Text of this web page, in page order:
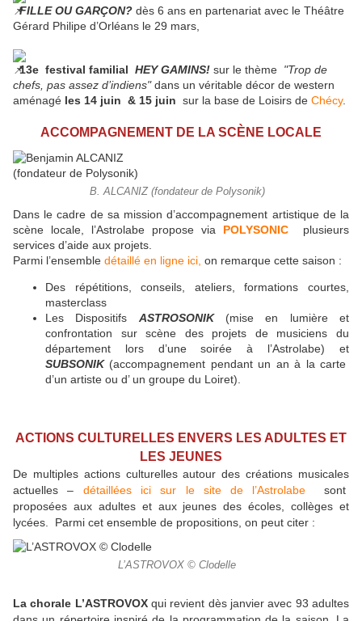
FILLE OU GARÇON? dès 6 ans en partenariat avec le Théâtre
Gérard Philipe d’Orléans le 29 mars,
13e festival familial HEY GAMINS! sur le thème "Trop de
chefs, pas assez d’indiens"dans un véritable décor de western
aménagé les 14 juin & 15 juin sur la base de Loisirs de Chécy.
ACCOMPAGNEMENT DE LA SCÈNE LOCALE
B. ALCANIZ (fondateur de Polysonik)
Dans le cadre de sa mission d’accompagnement artistique de la
scène locale, l’Astrolabe propose via POLYSONIC plusieurs
services d’aide aux projets.
Parmi l’ensemble détaillé en ligne ici, on remarque cette saison :
Des répétitions, conseils, ateliers, formations courtes,
masterclass
Les Dispositifs ASTROSONIK(mise en lumière et
confrontation sur scène des projets de musiciens du
département lors d’une soirée à l’Astrolabe) et
SUBSONIK(accompagnement pendant un an à la carte
d’un artiste ou d’ un groupe du Loiret).
ACTIONS CULTURELLES ENVERS LES ADULTES ET
LES JEUNES
De multiples actions culturelles autour des créations musicales
actuelles – détaillées ici sur le site de l’Astrolabe sont
proposées aux adultes et aux jeunes des écoles, collèges et
lycées. Parmi cet ensemble de propositions, on peut citer :
L’ASTROVOX © Clodelle
La chorale L’ASTROVOXqui revient dès janvier avec 93 adultes